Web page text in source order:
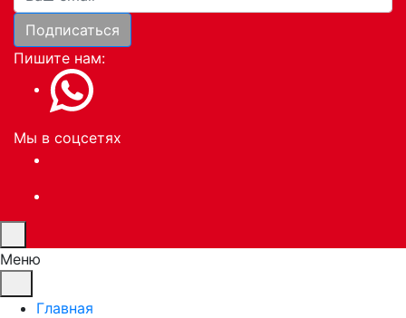
Подписаться
Пишите нам:
Мы в соцсетях
Меню
Главная